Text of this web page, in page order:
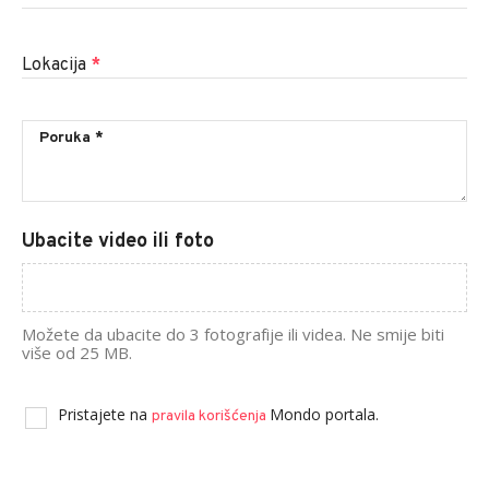
Lokacija *
Ubacite video ili foto
Možete da ubacite do 3 fotografije ili videa. Ne smije biti
više od 25 MB.
Pristajete na pravila korišćenja Mondo portala.